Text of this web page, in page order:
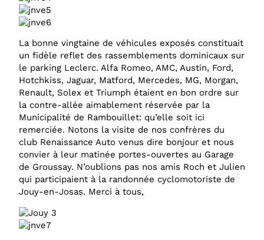
La bonne vingtaine de véhicules exposés constituait
un fidèle reflet des rassemblements dominicaux sur
le parking Leclerc. Alfa Romeo, AMC, Austin, Ford,
Hotchkiss, Jaguar, Matford, Mercedes, MG, Morgan,
Renault, Solex et Triumph étaient en bon ordre sur
la contre-allée aimablement réservée par la
Municipalité de Rambouillet: qu’elle soit ici
remerciée. Notons la visite de nos confrères du
club Renaissance Auto venus dire bonjour et nous
convier à leur matinée portes-ouvertes au Garage
de Groussay. N’oublions pas nos amis Roch et Julien
qui participaient à la randonnée cyclomotoriste de
Jouy-en-Josas. Merci à tous,